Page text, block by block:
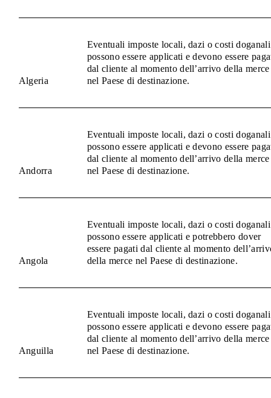
Algeria
Eventuali imposte locali, dazi o costi doganali
possono essere applicati e devono essere
dal cliente al momento dell’arrivo della merce
nel Paese di destinazione.
Andorra
Eventuali imposte locali, dazi o costi doganali
possono essere applicati e devono essere
dal cliente al momento dell’arrivo della merce
nel Paese di destinazione.
Angola
Eventuali imposte locali, dazi o costi doganali
possono essere applicati e potrebbero dover
essere pagati dal cliente al momento
della merce nel Paese di destinazione.
Anguilla
Eventuali imposte locali, dazi o costi doganali
possono essere applicati e devono essere
dal cliente al momento dell’arrivo della merce
nel Paese di destinazione.